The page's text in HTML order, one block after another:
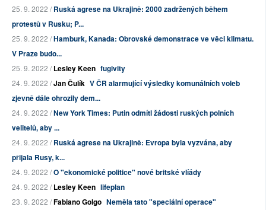
25. 9. 2022 /Ruská agrese na Ukrajině: 2000 zadržených během
protestů v Rusku; P...
25. 9. 2022 /Hamburk, Kanada: Obrovské demonstrace ve věci klimatu.
V Praze budo...
25. 9. 2022 /Lesley Keen fugivity
24. 9. 2022 /Jan Čulík V ČR alarmující výsledky komunálních voleb
zjevně dále ohrozily dem...
24. 9. 2022 /New York Times: Putin odmítl žádosti ruských polních
velitelů, aby ...
24. 9. 2022 /Ruská agrese na Ukrajině: Evropa byla vyzvána, aby
přijala Rusy, k...
24. 9. 2022 /O "ekonomické politice" nové britské vlíády
24. 9. 2022 /Lesley Keen lifeplan
23. 9. 2022 /Fabiano Golgo Neměla tato "speciální operace"